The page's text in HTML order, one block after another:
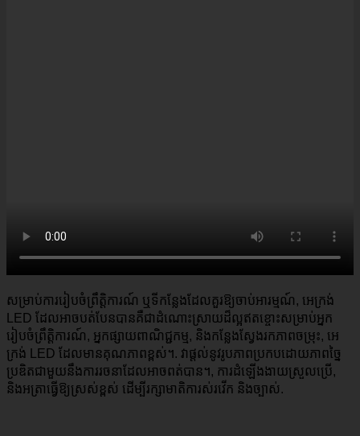
សម្រាប់ការរៀបចំព្រឹត្តិការណ៍ ឬទីកន្លែងដែលគួរឱ្យចាប់អារម្មណ៍, អេក្រង់
LED ដែលអាចបត់បែនបានគឺជាដំណោះស្រាយដ៏ល្អឥតខ្ចោះសម្រាប់អ្នក
រៀបចំព្រឹត្តិការណ៍, អ្នកផ្សាយពាណិជ្ជកម្ម, និងកន្លែងស្វែងរកភាពចម្រុះ, អេ
ក្រង់ LED ដែលមានគុណភាពខ្ពស់។. វាផ្តល់នូវរូបភាពប្រកបដោយភាពច្នៃ
ប្រឌិតជាមួយនឹងការរចនាដែលអាចពត់បាន។, ការដំឡើងងាយស្រួលប្រើ,
និងអត្រាធ្វើឱ្យស្រស់ខ្ពស់ ដើម្បីរក្សាមាតិការស់រវើក និងច្បាស់.